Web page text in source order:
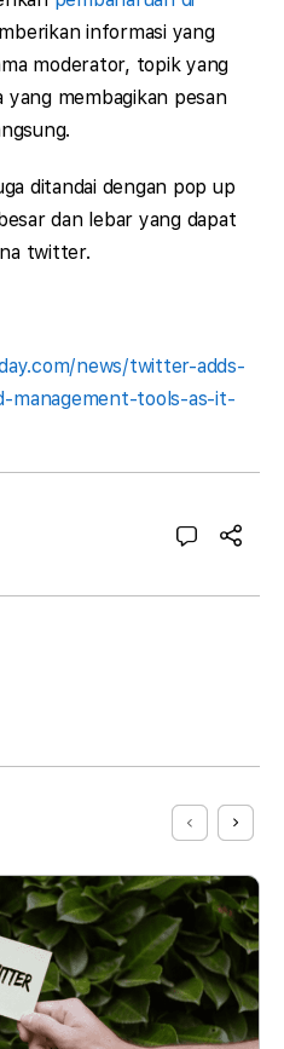
informasi yang
moderator, topik yang
yang membagikan pesan
ditandai dengan pop up
dan lebar yang dapat
twitter.
news/twitter-adds-
management-tools-as-it-